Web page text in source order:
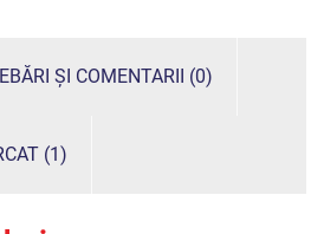
ȘI COMENTARII (0)
(1)